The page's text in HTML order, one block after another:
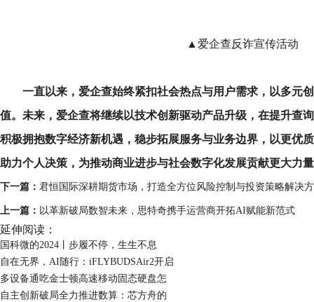
▲爱企查反诈宣传活动
一直以来，爱企查始终紧扣社会热点与用户需求，以多元
值。未来，爱企查将继续以技术创新驱动产品升级，在提升查
积极拥抱数字经济新机遇，稳步拓展服务与业务边界，以更优
助力个人决策，为推动商业进步与社会数字化发展贡献更大力
下一篇： 君恒国际深耕期货市场，打造全方位风险控制与投资策略解决
上一篇： 以革新破局数智未来，思特奇携手运营商开拓AI赋能新范式
延伸阅读：
国科微的2024丨步履不停，生生不息
自在无界，AI随行：iFLYBUDSAir2开启
多设备通吃金士顿高速移动固态硬盘怎
自主创新破局全力推进数算：芯方舟的